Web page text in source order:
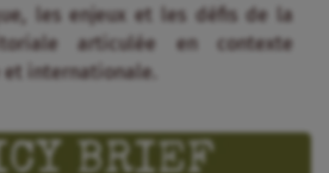
les enjeux et les défis de la
articulée en contexte
internationale.